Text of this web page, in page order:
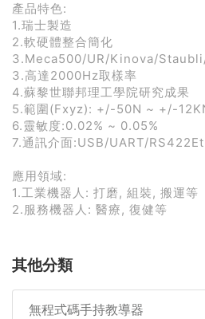
產品特色:
1.瑞士製造
2.軟硬體整合簡化
3.Meca500/UR/Kinova/
3.高達2000Hz取樣率
4.蘇黎世聯邦理工學院研究成果
5.範圍(Fxyz): +/-50N ~ +/-
6.靈敏度:0.02% ~ 0.05%
7.通訊介面:USB/UART/
應用領域:
1.工業機器人: 打磨, 組裝, 搬運等
2.服務機器人: 醫療, 復健等
其他分類
無程式碼手持教導器